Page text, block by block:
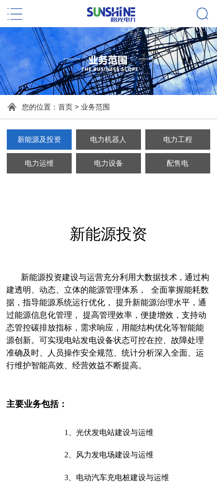
您的位置： 首页> 业务范围
新能源及投资 电力机器人 电力工程
电力运维 电力设备 配售电
新能源投资
新能源投资建设与运营充分利用大数据技术 , 通过构
建透明、动态、立体的能源管理体系， 全面掌握能耗数
据，指导能源系统运行优化， 提升新能源治理水平，通
过能源信息化管理， 提高管理效率，便捷增效，支持动
态管控碳排放指标，需求响应，用能结构优化等智能能
源创新。可实现电站发电设备状态可控在控、故障处理
准确及时、人员操作安全规范、统计分析深入全面、运
行维护智能高效、经营效益不断提高。
主要业务包括：
1、光伏发电站建设与运维
2、风力发电场建设与运维
3、电动汽车充电桩建设与运维